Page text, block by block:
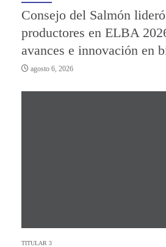
Consejo del Salmón
productores en ELBA
avances e innovación en
agosto 6, 2026
TITULAR 3